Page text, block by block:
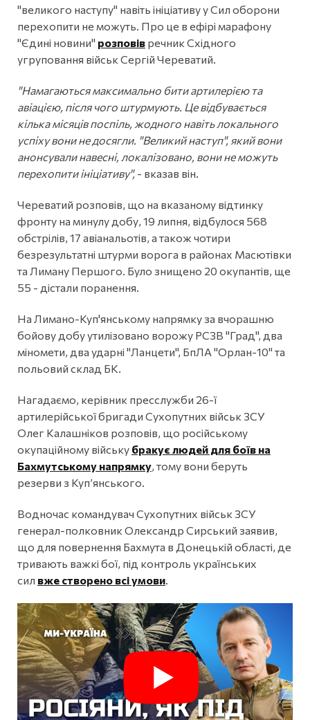
"великого наступу" навіть ініціативу у Сил оборони
перехопити не можуть. Про це в ефірі марафону
"Єдині новини" розповів речник Східного
угруповання військ Сергій Череватий.
"Намагаються максимально бити артилерією та
авіацією, після чого штурмують. Це відбувається
кілька місяців поспіль, жодного навіть локального
успіху вони не досягли. "Великий наступ", який вони
анонсували навесні, локалізовано, вони не можуть
перехопити ініціативу", - вказав він.
Череватий розповів, що на вказаному відтинку
фронту на минулу добу, 19 липня, відбулося 568
обстрілів, 17 авіанальотів, а також чотири
безрезультатні штурми ворога в районах Масютівки
та Лиману Першого. Було знищено 20 окупантів, ще
55 - дістали поранення.
На Лимано-Куп'янському напрямку за вчорашню
бойову добу утилізовано ворожу РСЗВ "Град", два
міномети, два ударні "Ланцети", БпЛА "Орлан-10" та
польовий склад БК.
Нагадаємо, керівник пресслужби 26-ї
артилерійської бригади Сухопутних військ ЗСУ
Олег Калашніков розповів, що російському
окупаційному війську бракує людей для боїв на
Бахмутському напрямку, тому вони беруть
резерви з Куп’янського.
Водночас командувач Сухопутних військ ЗСУ
генерал-полковник Олександр Сирський заявив,
що для повернення Бахмута в Донецькій області, де
тривають важкі бої, під контроль українських
сил вже створено всі умови